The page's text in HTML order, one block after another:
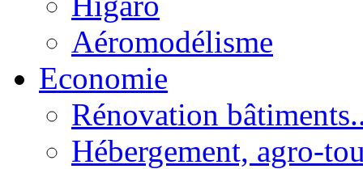
Aéromodélisme
Economie
Rénovation
Hébergement, agro-